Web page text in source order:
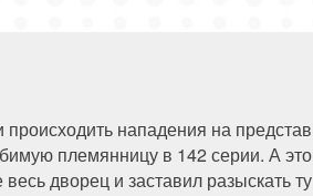
нападения на
племянницу в 142 серии. А
дворец и заставил разыскать